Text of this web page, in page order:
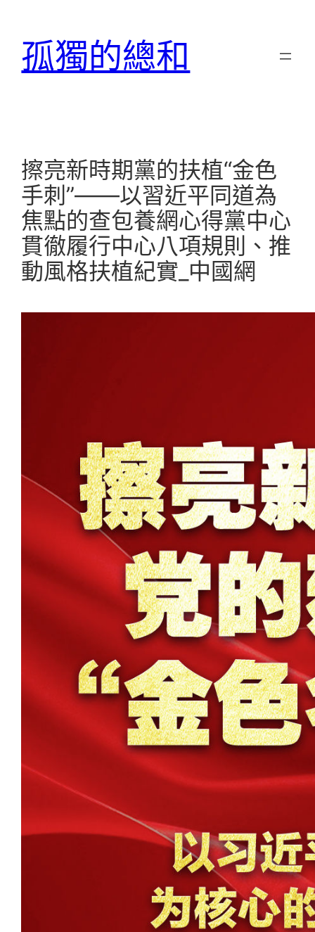
孤獨的總和
擦亮新時期黨的扶植“金色
手刺”——以習近平同道為
焦點的查包養網心得黨中心
貫徹履行中心八項規則、推
動風格扶植紀實_中國網